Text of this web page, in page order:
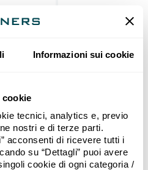
Informazioni sui cookie
tecnici, analytics e, previo
nostri e di terze parti.
acconsenti di ricevere tutti i
su “Dettagli” puoi avere
cookie di ogni categoria /